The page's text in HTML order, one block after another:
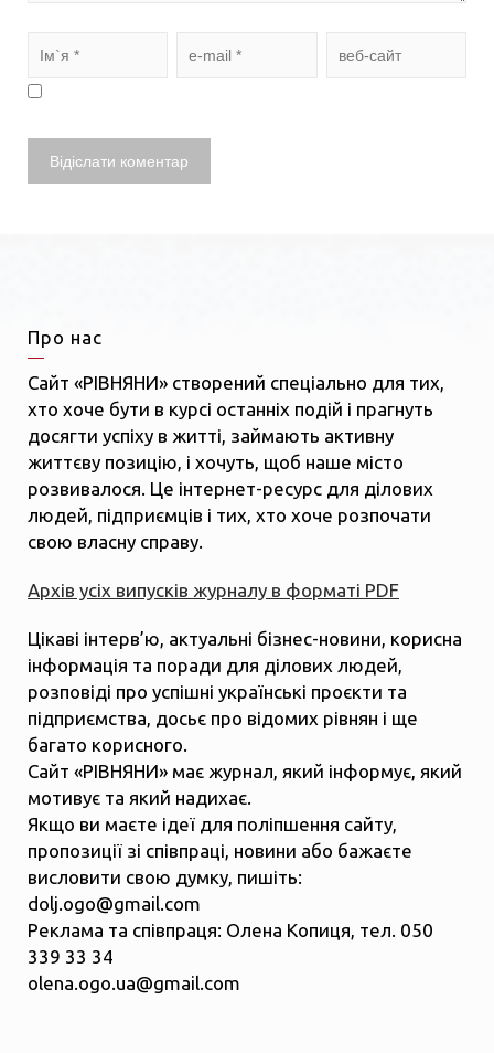
Про нас
Сайт «РІВНЯНИ» створений спеціально для тих,
хто хоче бути в курсі останніх подій і прагнуть
досягти успіху в житті, займають активну
життєву позицію, і хочуть, щоб наше місто
розвивалося. Це інтернет-ресурс для ділових
людей, підприємців і тих, хто хоче розпочати
свою власну справу.
Архів усіх випусків журналу в форматі PDF
Цікаві інтерв’ю, актуальні бізнес-новини, корисна
інформація та поради для ділових людей,
розповіді про успішні українські проєкти та
підприємства, досьє про відомих рівнян і ще
багато корисного.
Сайт «РІВНЯНИ» має журнал, який інформує, який
мотивує та який надихає.
Якщо ви маєте ідеї для поліпшення сайту,
пропозиції зі співпраці, новини або бажаєте
висловити свою думку, пишіть:
dolj.ogo@gmail.com
Реклама та співпраця: Олена Копиця, тел. 050
339 33 34
olena.ogo.ua@gmail.com